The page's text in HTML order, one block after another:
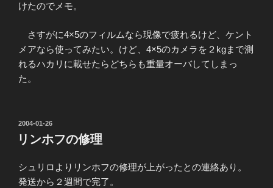
けたのでメモ。
さすがに4×5のフィルムなら現像で疲れるけど、ケント
メアなら使ってみたい。けど、4×5のカメラを２kgまで測
れるハカリに載せたらどちらも重量オーバしてしまっ
た。
投
稿
日:
2004-01-26
リンホフの修理
シュリロよりリンホフの修理が上がったとの連絡あり。
発送から２週間で完了。